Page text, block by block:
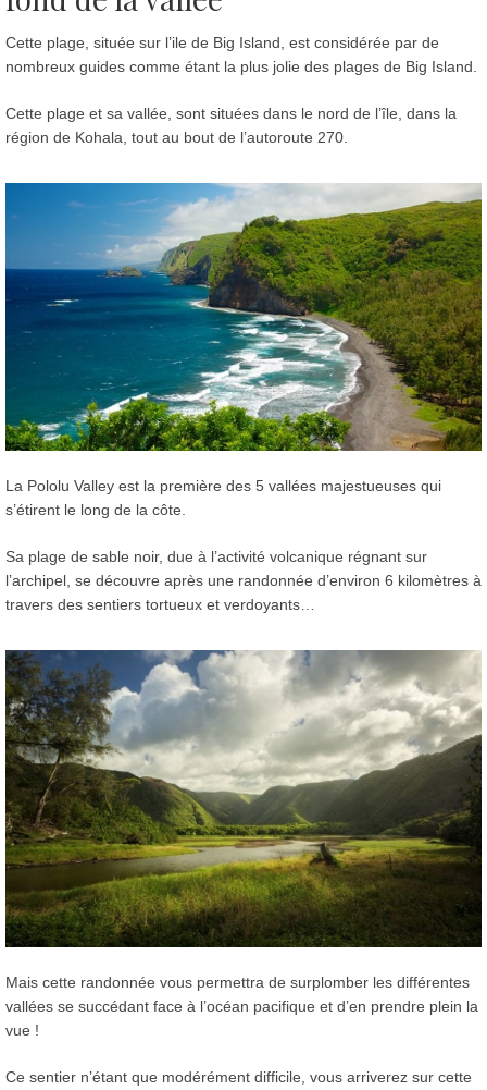
Cette plage, située sur l’ile de Big Island, est considérée par de
nombreux guides comme étant la plus jolie des plages de Big Island.
Cette plage et sa vallée, sont situées dans le nord de l’île, dans la
région de Kohala, tout au bout de l’autoroute 270.
La Pololu Valley est la première des 5 vallées majestueuses qui
s’étirent le long de la côte.
Sa plage de sable noir, due à l’activité volcanique régnant sur
l’archipel, se découvre après une randonnée d’environ 6 kilomètres à
travers des sentiers tortueux et verdoyants…
Mais cette randonnée vous permettra de surplomber les différentes
vallées se succédant face à l’océan pacifique et d’en prendre plein la
vue !
Ce sentier n’étant que modérément difficile, vous arriverez sur cette